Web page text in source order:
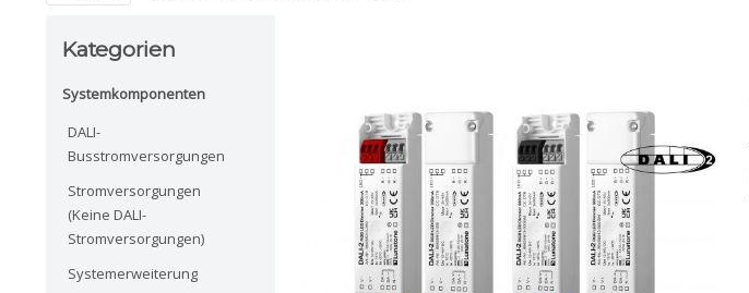
Kategorien
Systemkomponenten
DALI-
Busstromversorgungen
Stromversorgungen
(Keine DALI-
Stromversorgungen)
Systemerweiterung